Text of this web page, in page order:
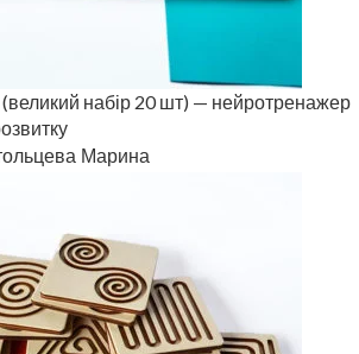
(великий набір 20 шт) — нейротренажер
Марина